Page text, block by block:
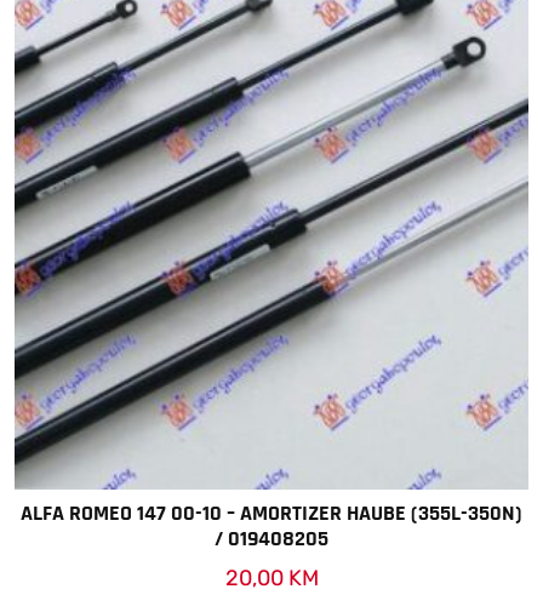
ALFA ROMEO 147 00-10 – AMORTIZER HAUBE (355L-350N)
/ 019408205
20,00 KM